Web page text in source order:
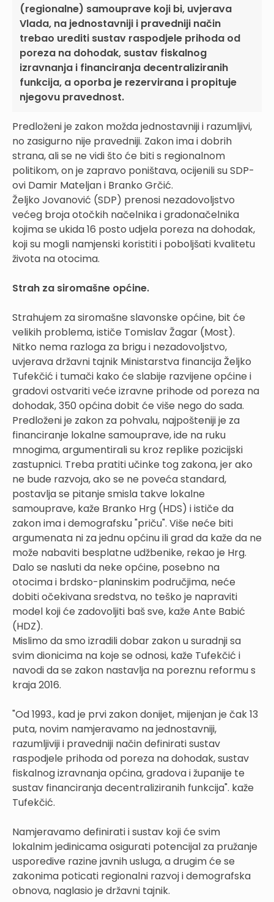
(regionalne) samouprave koji bi, uvjerava
Vlada, na jednostavniji i pravedniji način
trebao urediti sustav raspodjele prihoda od
poreza na dohodak, sustav fiskalnog
izravnanja i financiranja decentraliziranih
funkcija, a oporba je rezervirana i propituje
njegovu pravednost.
Predloženi je zakon možda jednostavniji i razumljivi,
no zasigurno nije pravedniji. Zakon ima i dobrih
strana, ali se ne vidi što će biti s regionalnom
politikom, on je zapravo poništava, ocijenili su SDP-
ovi Damir Mateljan i Branko Grčić.
Željko Jovanović (SDP) prenosi nezadovoljstvo
većeg broja otočkih načelnika i gradonačelnika
kojima se ukida 16 posto udjela poreza na dohodak,
koji su mogli namjenski koristiti i poboljšati kvalitetu
života na otocima.
Strah za siromašne općine.
Strahujem za siromašne slavonske općine, bit će
velikih problema, ističe Tomislav Žagar (Most).
Nitko nema razloga za brigu i nezadovoljstvo,
uvjerava državni tajnik Ministarstva financija Željko
Tufekčić i tumači kako će slabije razvijene općine i
gradovi ostvariti veće izravne prihode od poreza na
dohodak, 350 općina dobit će više nego do sada.
Predloženi je zakon za pohvalu, najpošteniji je za
financiranje lokalne samouprave, ide na ruku
mnogima, argumentirali su kroz replike pozicijski
zastupnici. Treba pratiti učinke tog zakona, jer ako
ne bude razvoja, ako se ne poveća standard,
postavlja se pitanje smisla takve lokalne
samouprave, kaže Branko Hrg (HDS) i ističe da
zakon ima i demografsku "priču". Više neće biti
argumenata ni za jednu općinu ili grad da kaže da ne
može nabaviti besplatne udžbenike, rekao je Hrg.
Dalo se nasluti da neke općine, posebno na
otocima i brdsko-planinskim područjima, neće
dobiti očekivana sredstva, no teško je napraviti
model koji će zadovoljiti baš sve, kaže Ante Babić
(HDZ).
Mislimo da smo izradili dobar zakon u suradnji sa
svim dionicima na koje se odnosi, kaže Tufekčić i
navodi da se zakon nastavlja na poreznu reformu s
kraja 2016.
"Od 1993., kad je prvi zakon donijet, mijenjan je čak 13
puta, novim namjeravamo na jednostavniji,
razumljiviji i pravedniji način definirati sustav
raspodjele prihoda od poreza na dohodak, sustav
fiskalnog izravnanja općina, gradova i županije te
sustav financiranja decentraliziranih funkcija". kaže
Tufekčić.
Namjeravamo definirati i sustav koji će svim
lokalnim jedinicama osigurati potencijal za pružanje
usporedive razine javnih usluga, a drugim će se
zakonima poticati regionalni razvoj i demografska
obnova, naglasio je državni tajnik.